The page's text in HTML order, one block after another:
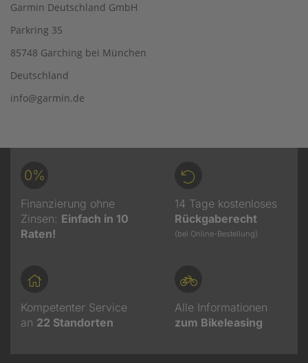
Garmin Deutschland GmbH
Parkring 35
85748 Garching bei München
Deutschland
info@garmin.de
0%
Finanzierung ohne
Zinsen: Einfach in 10
Raten!
14 Tage kostenloses
Rückgaberecht
(bei Online-Bestellung)
Kompetenter Service
an 22 Standorten
Alle Informationen
zum Bikeleasing